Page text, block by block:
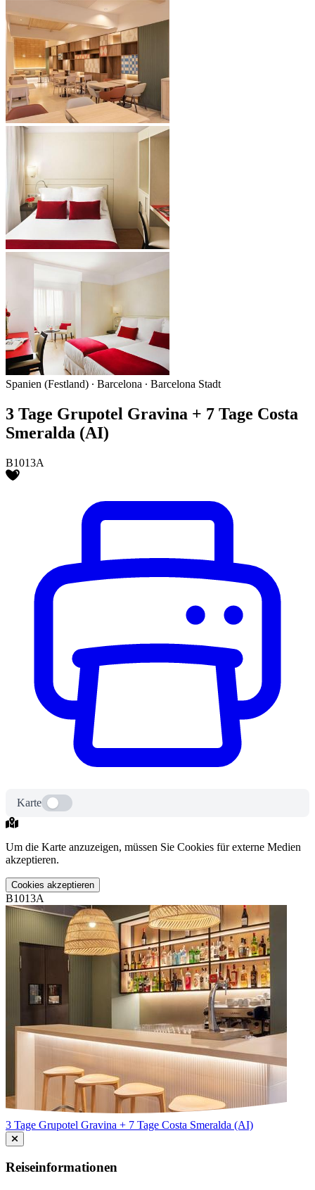
Spanien (Festland) ∙ Barcelona ∙ Barcelona Stadt
3 Tage Grupotel Gravina + 7 Tage Costa
Smeralda (AI)
B1013A
Karte
Um die Karte anzuzeigen, müssen Sie Cookies für externe Medien
akzeptieren.
Cookies akzeptieren
B1013A
3 Tage Grupotel Gravina + 7 Tage Costa Smeralda (AI)
Reiseinformationen